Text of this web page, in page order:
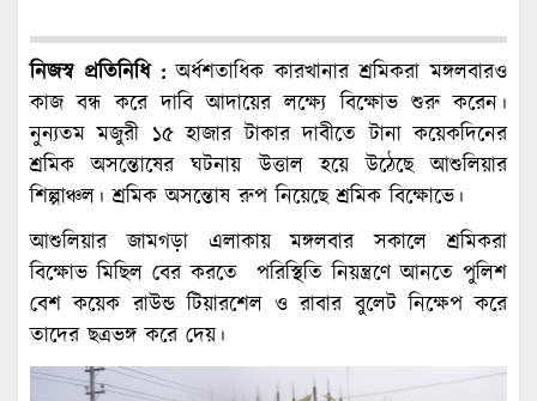
নিজস্ব প্রতিনিধি : অর্ধশতাধিক কারখানার শ্রমিকরা মঙ্গলবারও
কাজ বন্ধ করে দাবি আদায়ের লক্ষ্যে বিক্ষোভ শুরু করেন।
নুন্যতম মজুরী ১৫ হাজার টাকার দাবীতে টানা কয়েকদিনের
শ্রমিক অসন্তোষের ঘটনায় উত্তাল হয়ে উঠেছে আশুলিয়ার
শিল্পাঞ্চল। শ্রমিক অসন্তোষ রুপ নিয়েছে শ্রমিক বিক্ষোভে।
আশুলিয়ার জামগড়া এলাকায় মঙ্গলবার সকালে শ্রমিকরা
বিক্ষোভ মিছিল বের করতে পরিস্থিতি নিয়ন্ত্রণে আনতে পুলিশ
বেশ কয়েক রাউন্ড টিয়ারশেল ও রাবার বুলেট নিক্ষেপ করে
তাদের ছত্রভঙ্গ করে দেয়।